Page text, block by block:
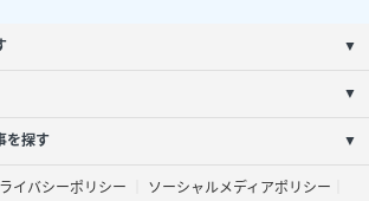
▼
▼
を探す ▼
イバシーポリシー
ソーシャルメディアポリシー